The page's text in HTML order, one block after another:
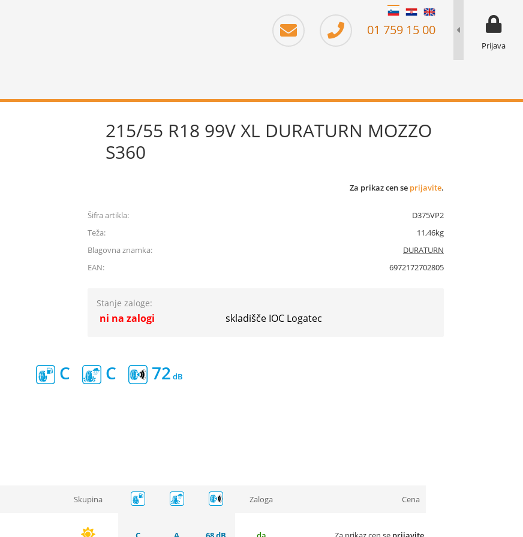
01 759 15 00
prikaz za
Prijava
215/55 R18 99V XL DURATURN MOZZO
S360
Za prikaz cen se prijavite.
Šifra artikla:
D375VP2
Teža:
11,46kg
Blagovna znamka:
DURATURN
EAN:
6972172702805
Stanje zaloge:
ni na zalogi skladišče IOC Logatec
C C 72
Skupina Zaloga Cena